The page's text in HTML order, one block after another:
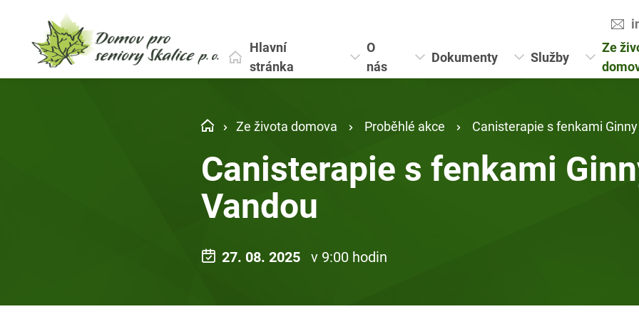
Hlavní
stránka
O
nás
Dokumenty Služby
Ze
Ze života domova Proběhlé akce Canisterapie s fenkami
Canisterapie s fenkami
Vandou
27. 08. 2025 v 9:00 hodin